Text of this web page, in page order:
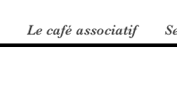
Le café associatif